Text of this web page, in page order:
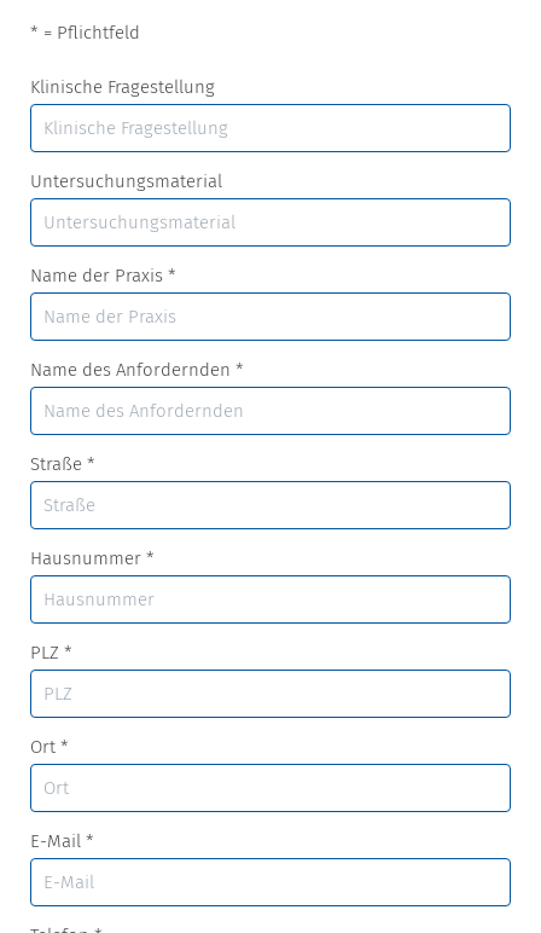
* = Pflichtfeld
Klinische Fragestellung
Untersuchungsmaterial
Name der Praxis *
Name des Anfordernden *
Straße *
Hausnummer *
PLZ *
Ort *
E-Mail *